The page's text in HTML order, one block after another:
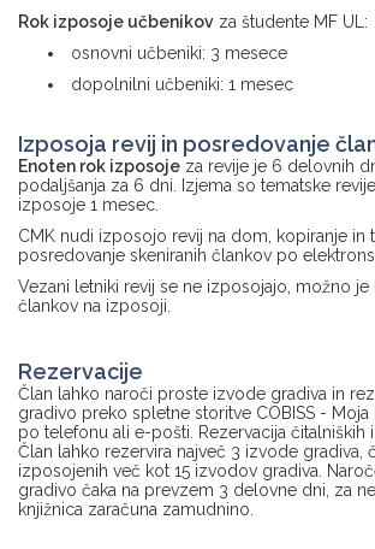
Rok izposoje učbenikov za študente MF UL:
osnovni učbeniki: 3 mesece
dopolnilni učbeniki: 1 mesec
Izposoja revij in posredovanje
Enoten rok izposoje za revije je 6 delovnih
podaljšanja za 6 dni. Izjema so tematske
izposoje 1 mesec.
CMK nudi izposojo revij na dom, kopiranje in
posredovanje skeniranih člankov po
Vezani letniki revij se ne izposojajo, možno je
člankov na izposoji.
Rezervacije
Član lahko naroči proste izvode gradiva in
gradivo preko spletne storitve COBISS - Moja
po telefonu ali e-pošti. Rezervacija čitalniških
Član lahko rezervira največ 3 izvode gradiva,
izposojenih več kot 15 izvodov gradiva.
gradivo čaka na prevzem 3 delovne dni, za
knjižnica zaračuna zamudnino.